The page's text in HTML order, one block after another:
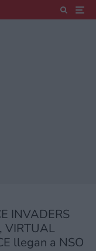
INVADERS
VIRTUAL
llegan a NSO